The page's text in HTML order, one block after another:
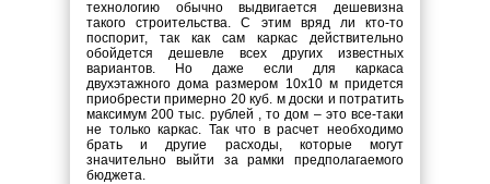
технологию обычно выдвигается дешевизна
такого строительства. С этим вряд ли кто-то
поспорит, так как сам каркас действительно
обойдется дешевле всех других известных
вариантов. Но даже если для каркаса
двухэтажного дома размером 10х10 м придется
приобрести примерно 20 куб. м доски и потратить
максимум 200 тыс. рублей , то дом – это все-таки
не только каркас. Так что в расчет необходимо
брать и другие расходы, которые могут
значительно выйти за рамки предполагаемого
бюджета.